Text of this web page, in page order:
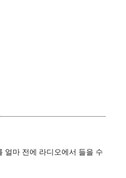
얼마 전에 라디오에서 들을 수